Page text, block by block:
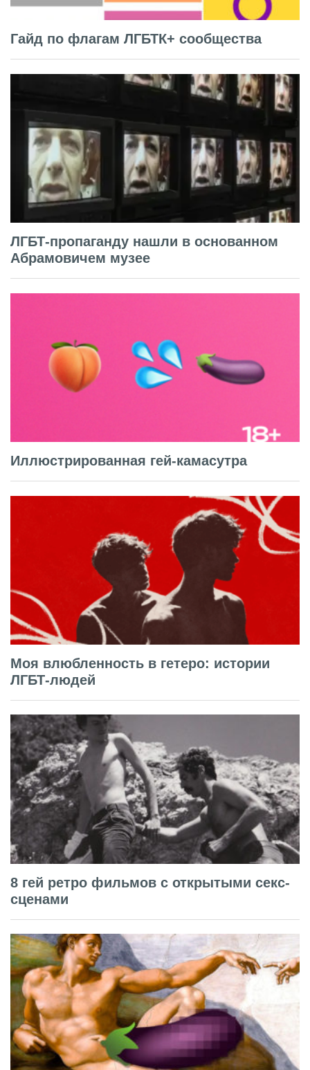
Гайд по флагам ЛГБТК+ сообщества
ЛГБТ-пропаганду нашли в основанном
Абрамовичем музее
Иллюстрированная гей-камасутра
Моя влюбленность в гетеро: истории
ЛГБТ-людей
8 гей ретро фильмов с открытыми секс-
сценами